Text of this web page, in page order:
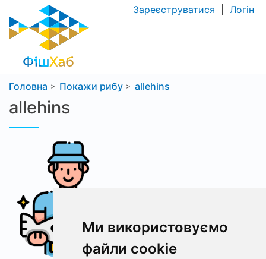
Ми використовуємо
файли cookie
Зареєструватися Логін
Головна Покажи рибу allehins
allehins